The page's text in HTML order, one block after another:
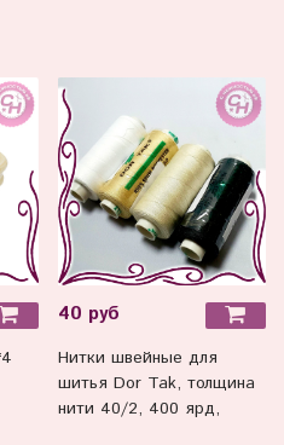
40 руб
Нитки швейные для
шитья Dor Tak, толщина
нити 40/2, 400 ярд,